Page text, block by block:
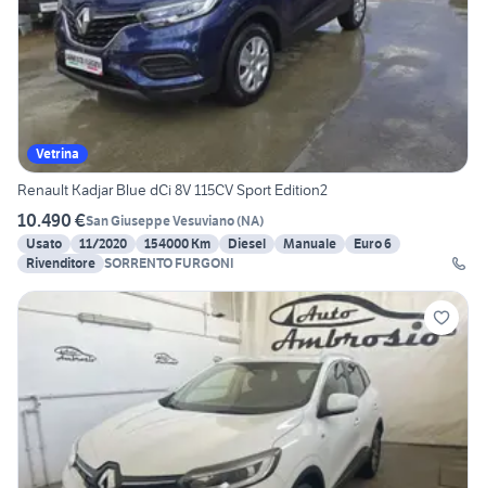
Vetrina
Renault Kadjar Blue dCi 8V 115CV Sport Edition2
10.490 €San Giuseppe Vesuviano(NA)
Usato
11/2020 154000 Km Diesel Manuale
Euro 6
Rivenditore SORRENTO FURGONI